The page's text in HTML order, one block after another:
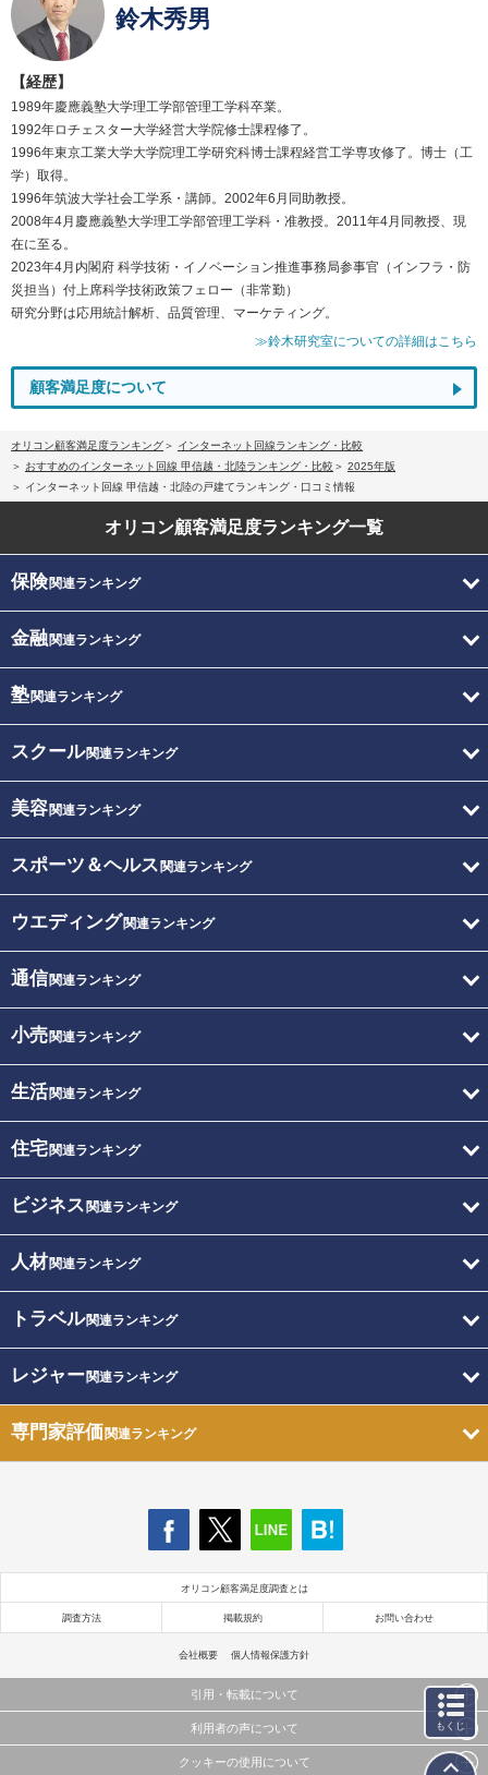
鈴木秀男
【経歴】
1989年慶應義塾大学理工学部管理工学科卒業。
1992年ロチェスター大学経営大学院修士課程修了。
1996年東京工業大学大学院理工学研究科博士課程経営工学専攻修了。博士（工
学）取得。
1996年筑波大学社会工学系・講師。2002年6月同助教授。
2008年4月慶應義塾大学理工学部管理工学科・准教授。2011年4月同教授、現
在に至る。
2023年4月内閣府 科学技術・イノベーション推進事務局参事官（インフラ・防
災担当）付上席科学技術政策フェロー（非常勤）
研究分野は応用統計解析、品質管理、マーケティング。
≫鈴木研究室についての詳細はこちら
顧客満足度について
オリコン顧客満足度ランキング
インターネット回線ランキング・比較
おすすめのインターネット回線 甲信越・北陸ランキング・比較
2025年版
インターネット回線 甲信越・北陸の戸建てランキング・口コミ情報
オリコン顧客満足度ランキング一覧
保険関連ランキング
金融関連ランキング
塾関連ランキング
スクール関連ランキング
美容関連ランキング
スポーツ＆ヘルス 関連ランキング
ウエディング関連ランキング
通信関連ランキング
小売関連ランキング
生活関連ランキング
住宅関連ランキング
ビジネス 関連ランキング
人材関連ランキング
トラベル関連ランキング
レジャー関連ランキング
専門家評価関連ランキング
オリコン顧客満足度調査とは
調査方法 掲載規約 お問い合わせ
会社概要 個人情報保護方針
引用・転載について
当サイトで公開されている情報（文字、写真、イラスト、画像データ等）及びこれらの配置・
これらの情報を権利者の許可なく無断転載・複製などの二次利用を行うことは固く禁じており
利用者の声について
当サイトに掲載している内容はすべてサービスの利用者が提出された見解・感想です。
クッキーの使用について
もくじ